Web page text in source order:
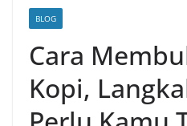
BLOG
Cara
Kopi,